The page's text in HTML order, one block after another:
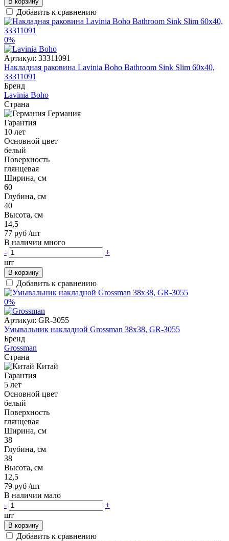
Добавить к сравнению
0%
Артикул: 33311091
Накладная раковина Lavinia Boho Bathroom Sink Slim 60x40,
33311091
Бренд
Lavinia Boho
Страна
Германия
Гарантия
10 лет
Основной цвет
белый
Поверхность
глянцевая
Ширина, см
60
Глубина, см
40
Высота, см
14,5
77 руб /шт
В наличии много
-
+
шт
В корзину
Добавить к сравнению
0%
Артикул: GR-3055
Умывальник накладной Grossman 38x38, GR-3055
Бренд
Grossman
Страна
Китай
Гарантия
5 лет
Основной цвет
белый
Поверхность
глянцевая
Ширина, см
38
Глубина, см
38
Высота, см
12,5
79 руб /шт
В наличии мало
-
+
шт
В корзину
Добавить к сравнению